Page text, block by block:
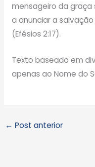
mensageiro da graça
a anunciar a
(Efésios 2:17).
Texto baseado em
apenas ao Nome do
← Post anterior